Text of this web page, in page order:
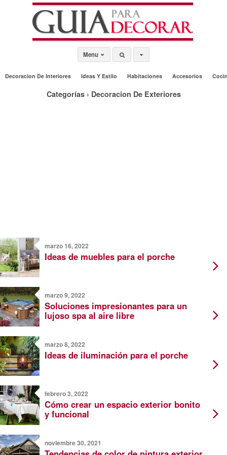
Menu
Decoracion De Interiores Ideas Y Estilo Habitaciones Accesorios
Categorías › Decoracion De Exteriores
marzo 16, 2022
Ideas de muebles para el porche
marzo 9, 2022
Soluciones impresionantes para un
lujoso spa al aire libre
marzo 8, 2022
Ideas de iluminación para el porche
febrero 3, 2022
Cómo crear un espacio exterior bonito
y funcional
noviembre 30, 2021